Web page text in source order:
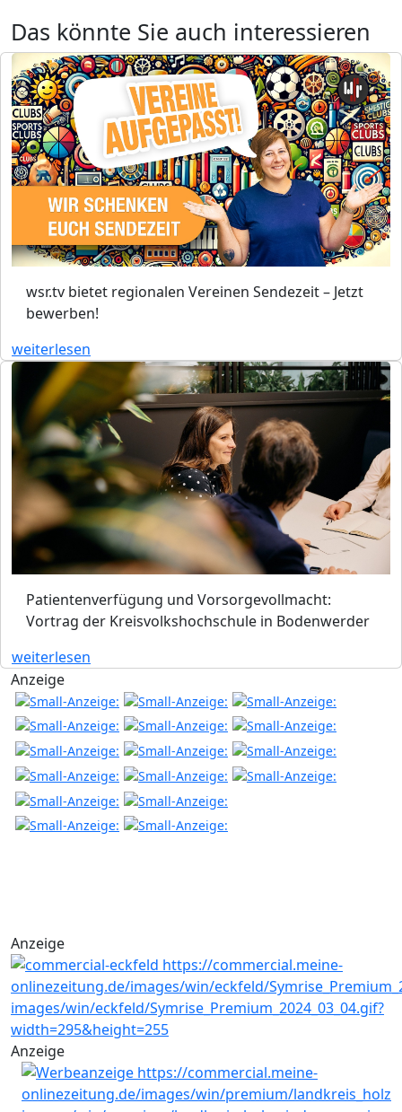
Das könnte Sie auch interessieren
wsr.tv bietet regionalen Vereinen Sendezeit – Jetzt
bewerben!
weiterlesen
Patientenverfügung und Vorsorgevollmacht:
Vortrag der Kreisvolkshochschule in Bodenwerder
weiterlesen
Anzeige
Anzeige
Anzeige